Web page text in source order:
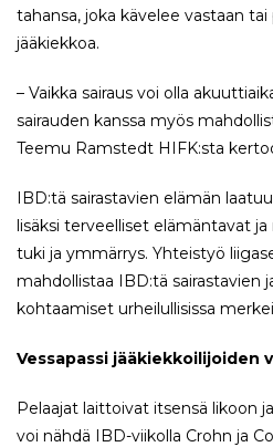
tahansa, joka kävelee vastaan
jääkiekkoa.
– Vaikka sairaus voi olla
sairauden kanssa myös
Teemu Ramstedt HIFK:sta
IBD:tä sairastavien elämän
lisäksi terveelliset elämäntavat
tuki ja ymmärrys. Yhteistyö
mahdollistaa IBD:tä sairastavien
kohtaamiset urheilullisissa
Vessapassi jääkiekkoilijoiden
Pelaajat laittoivat itsensä likoon
voi nähdä IBD-viikolla Crohn ja